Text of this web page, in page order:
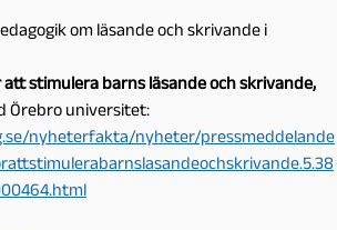
om läsande och skrivande i
stimulera barns läsande och skrivande,
Örebro universitet:
nyheterfakta/nyheter/pressmeddelande